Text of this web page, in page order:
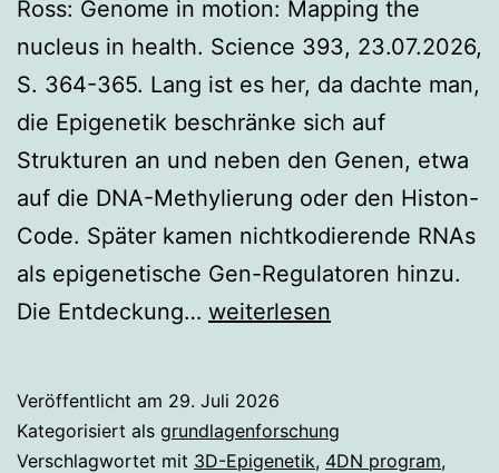
Ross: Genome in motion: Mapping the
nucleus in health. Science 393, 23.07.2026,
S. 364-365. Lang ist es her, da dachte man,
die Epigenetik beschränke sich auf
Strukturen an und neben den Genen, etwa
auf die DNA-Methylierung oder den Histon-
Code. Später kamen nichtkodierende RNAs
als epigenetische Gen-Regulatoren hinzu.
Die Entdeckung… Epigenetik
weiterlesen
Veröffentlicht am 29. Juli 2026
Kategorisiert als grundlagenforschung
Verschlagwortet mit 3D-Epigenetik, 4DN program,